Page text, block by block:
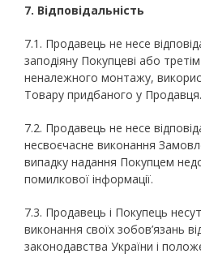
7. Відповідальність
7.1. Продавець не несе
заподіяну Покупцеві або
неналежного монтажу,
Товару придбаного у Продавця.
7.2. Продавець не несе
несвоєчасне виконання
випадку надання Покупцем
помилкової інформації.
7.3. Продавець і Покупець
виконання своїх зобов’язань
законодавства України і